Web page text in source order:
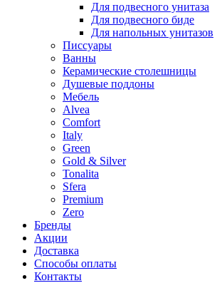
Для подвесного унитаза
Для подвесного биде
Для напольных унитазов
Писсуары
Ванны
Керамические столешницы
Душевые поддоны
Мебель
Alvea
Comfort
Italy
Green
Gold & Silver
Tonalita
Sfera
Premium
Zero
Бренды
Акции
Доставка
Способы оплаты
Контакты